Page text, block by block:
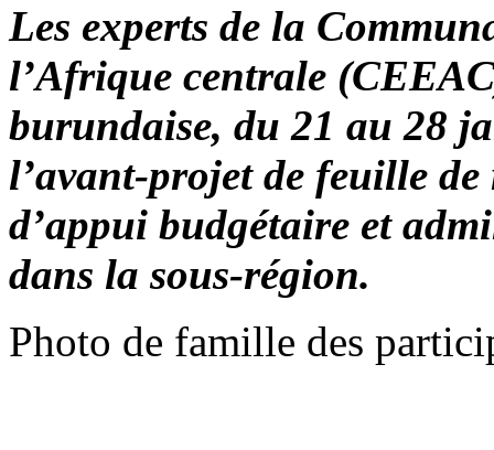
Les experts de la
l’Afrique centrale
burundaise, du 21 au 28
l’avant-projet de feuille
d’appui budgétaire et
dans la sous-région.
Photo de famille des